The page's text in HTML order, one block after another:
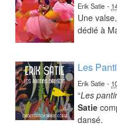
Erik Satie -
Une
dédié à
Les
Erik Satie -
“Les
Satie
dansé.